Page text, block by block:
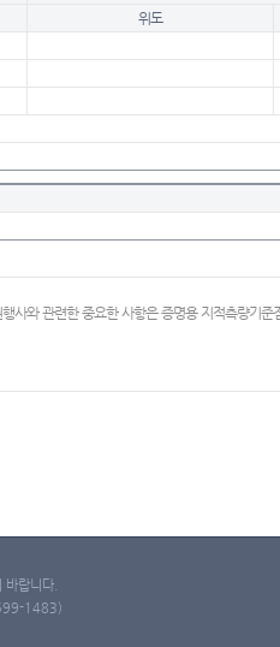
위도
와 관련한 중요한 사항은 증명용 지적측량기
랍니다.
1483)